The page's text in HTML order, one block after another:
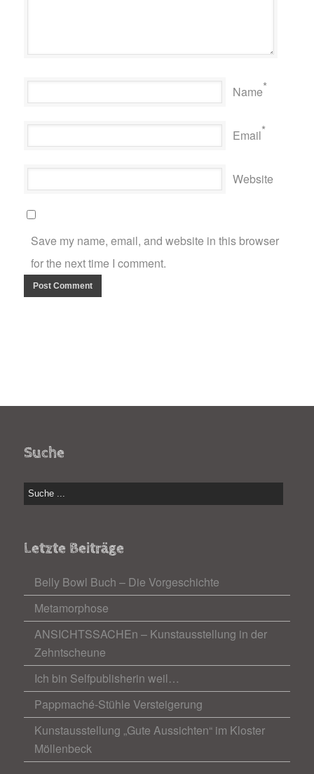
Name*
Email*
Website
Save my name, email, and website in this browser
for the next time I comment.
Suche
Letzte Beiträge
Belly Bowl Buch – Die Vorgeschichte
Metamorphose
ANSICHTSSACHEn – Kunstausstellung in der
Zehntscheune
Ich bin Selfpublisherin weil…
Pappmaché-Stühle Versteigerung
Kunstausstellung „Gute Aussichten“ im Kloster
Möllenbeck